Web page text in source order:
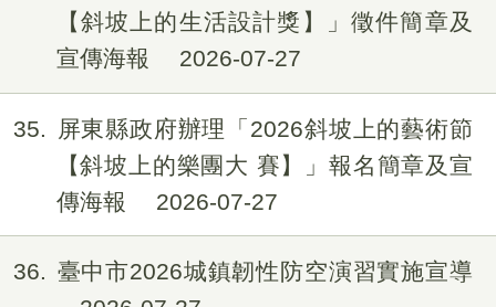
【斜坡上的生活設計獎】」徵件簡章及
宣傳海報
2026-07-27
35
屏東縣政府辦理「2026斜坡上的藝術節
【斜坡上的樂團大 賽】」報名簡章及宣
傳海報
2026-07-27
36
臺中市2026城鎮韌性防空演習實施宣導